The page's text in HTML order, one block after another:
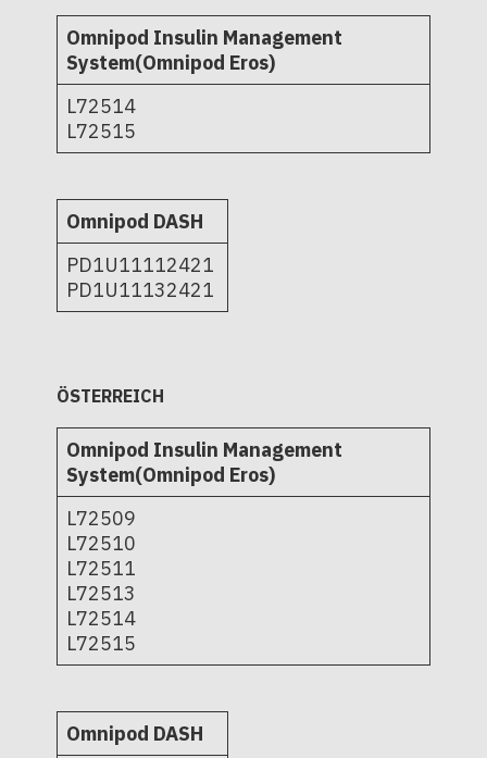
Omnipod Insulin Management
System(Omnipod Eros)
L72514
L72515
Omnipod DASH
PD1U11112421
PD1U11132421
ÖSTERREICH
Omnipod Insulin Management
System(Omnipod Eros)
L72509
L72510
L72511
L72513
L72514
L72515
Omnipod DASH